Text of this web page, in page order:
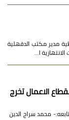
مدير مكتب الدقهلية
ا…
الاعمال تخرج
محمد سراج الدين